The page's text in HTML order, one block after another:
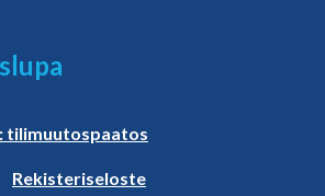
tilimuutospaatos
Rekisteriseloste